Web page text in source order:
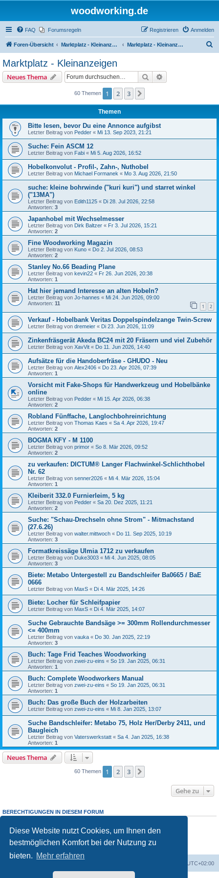
Diese Website nutzt Cookies, um Ihnen den
bestmöglichen Komfort bei der Nutzung zu
bieten. Mehr erfahren
woodworking.de
FAQ Forumsregeln Anmelden
Registrieren
Foren-Übersicht Marktplatz - Kleinanzeigen auf Woodworking.de Marktplatz - Kleinanzeigen
Marktplatz - Kleinanzeigen
Neues Thema Suche
60 Themen 1 2 3
Themen
Bitte lesen, bevor Du eine Annonce aufgibst
Letzter Beitrag von Pedder « Mi 13. Sep 2023, 21:21
Suche: Fein ASCM 12
Letzter Beitrag von Fabi « Mi 5. Aug 2026, 16:52
Hobelkonvolut - Profil-, Zahn-, Nuthobel
Letzter Beitrag von Michael Formanek « Mo 3. Aug 2026, 21:50
suche: kleine bohrwinde ("kuri kuri") und starret winkel
("13MA")
Letzter Beitrag von Edith1125 « Di 28. Jul 2026, 22:58
Antworten: 3
Japanhobel mit Wechselmesser
Letzter Beitrag von Dirk Baltzer « Fr 3. Jul 2026, 15:21
Antworten: 2
Fine Woodworking Magazin
Letzter Beitrag von Kuno « Do 2. Jul 2026, 08:53
Antworten: 2
Stanley No.66 Beading Plane
Letzter Beitrag von kevin22 « Fr 26. Jun 2026, 20:38
Antworten: 1
Hat hier jemand Interesse an alten Hobeln?
Letzter Beitrag von Jo-hannes « Mi 24. Jun 2026, 09:00
Antworten: 11 1 2
Verkauf - Hobelbank Veritas Doppelspindelzange Twin-Screw
Letzter Beitrag von dremeier « Di 23. Jun 2026, 11:09
Zinkenfräsgerät Akeda BC24 mit 20 Fräsern und viel Zubehör
Letzter Beitrag von XavVit « Do 11. Jun 2026, 14:40
Aufsätze für die Handoberfräse - GHUDO - Neu
Letzter Beitrag von Alex2406 « Do 23. Apr 2026, 07:39
Antworten: 1
Vorsicht mit Fake-Shops für Handwerkzeug und Hobelbänke
online
Letzter Beitrag von Pedder « Mi 15. Apr 2026, 06:38
Antworten: 2
Robland Fünffache, Langlochbohreinrichtung
Letzter Beitrag von Thomas Kaes « Sa 4. Apr 2026, 19:47
Antworten: 2
BOGMA KFY - M 1100
Letzter Beitrag von primor « So 8. Mär 2026, 09:52
Antworten: 2
zu verkaufen: DICTUM® Langer Flachwinkel-Schlichthobel
Nr. 62
Letzter Beitrag von senner2026 « Mi 4. Mär 2026, 15:04
Antworten: 1
Kleiberit 332.0 Furnierleim, 5 kg
Letzter Beitrag von Pedder « Sa 20. Dez 2025, 11:21
Antworten: 2
Suche: "Schau-Drechseln ohne Strom" - Mitmachstand
(27.6.26)
Letzter Beitrag von walter.mittwoch « Do 11. Sep 2025, 10:19
Antworten: 3
Formatkreissäge Ulmia 1712 zu verkaufen
Letzter Beitrag von Duke3003 « Mi 4. Jun 2025, 08:05
Antworten: 3
Biete: Metabo Untergestell zu Bandschleifer Ba0665 / BaE
0666
Letzter Beitrag von MaxS « Di 4. Mär 2025, 14:26
Biete: Locher für Schleifpapier
Letzter Beitrag von MaxS « Di 4. Mär 2025, 14:07
Suche Gebrauchte Bandsäge >= 300mm Rollendurchmesser
<= 400mm
Letzter Beitrag von vauka « Do 30. Jan 2025, 22:19
Antworten: 3
Buch: Tage Frid Teaches Woodworking
Letzter Beitrag von zwei-zu-eins « So 19. Jan 2025, 06:31
Antworten: 1
Buch: Complete Woodworkers Manual
Letzter Beitrag von zwei-zu-eins « So 19. Jan 2025, 06:31
Antworten: 1
Buch: Das große Buch der Holzarbeiten
Letzter Beitrag von zwei-zu-eins « Mi 8. Jan 2025, 13:07
Suche Bandschleifer: Metabo 75, Holz Her/Derby 2411, und
Baugleich
Letzter Beitrag von Vaterswerkstatt « Sa 4. Jan 2025, 16:38
Antworten: 1
Neues Thema
60 Themen 1 2 3
Gehe zu
BERECHTIGUNGEN IN DIESEM FORUM
Sie dürfenkeineAntworten zu Themen in diesem Forum erstellen.
Sie dürfen Ihre Beiträge in diesem Forumnicht ändern.
Sie dürfen Ihre Beiträge in diesem Forumnichtlöschen.
keine
UTC+02:00